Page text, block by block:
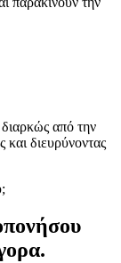
από την
και διευρύνοντας